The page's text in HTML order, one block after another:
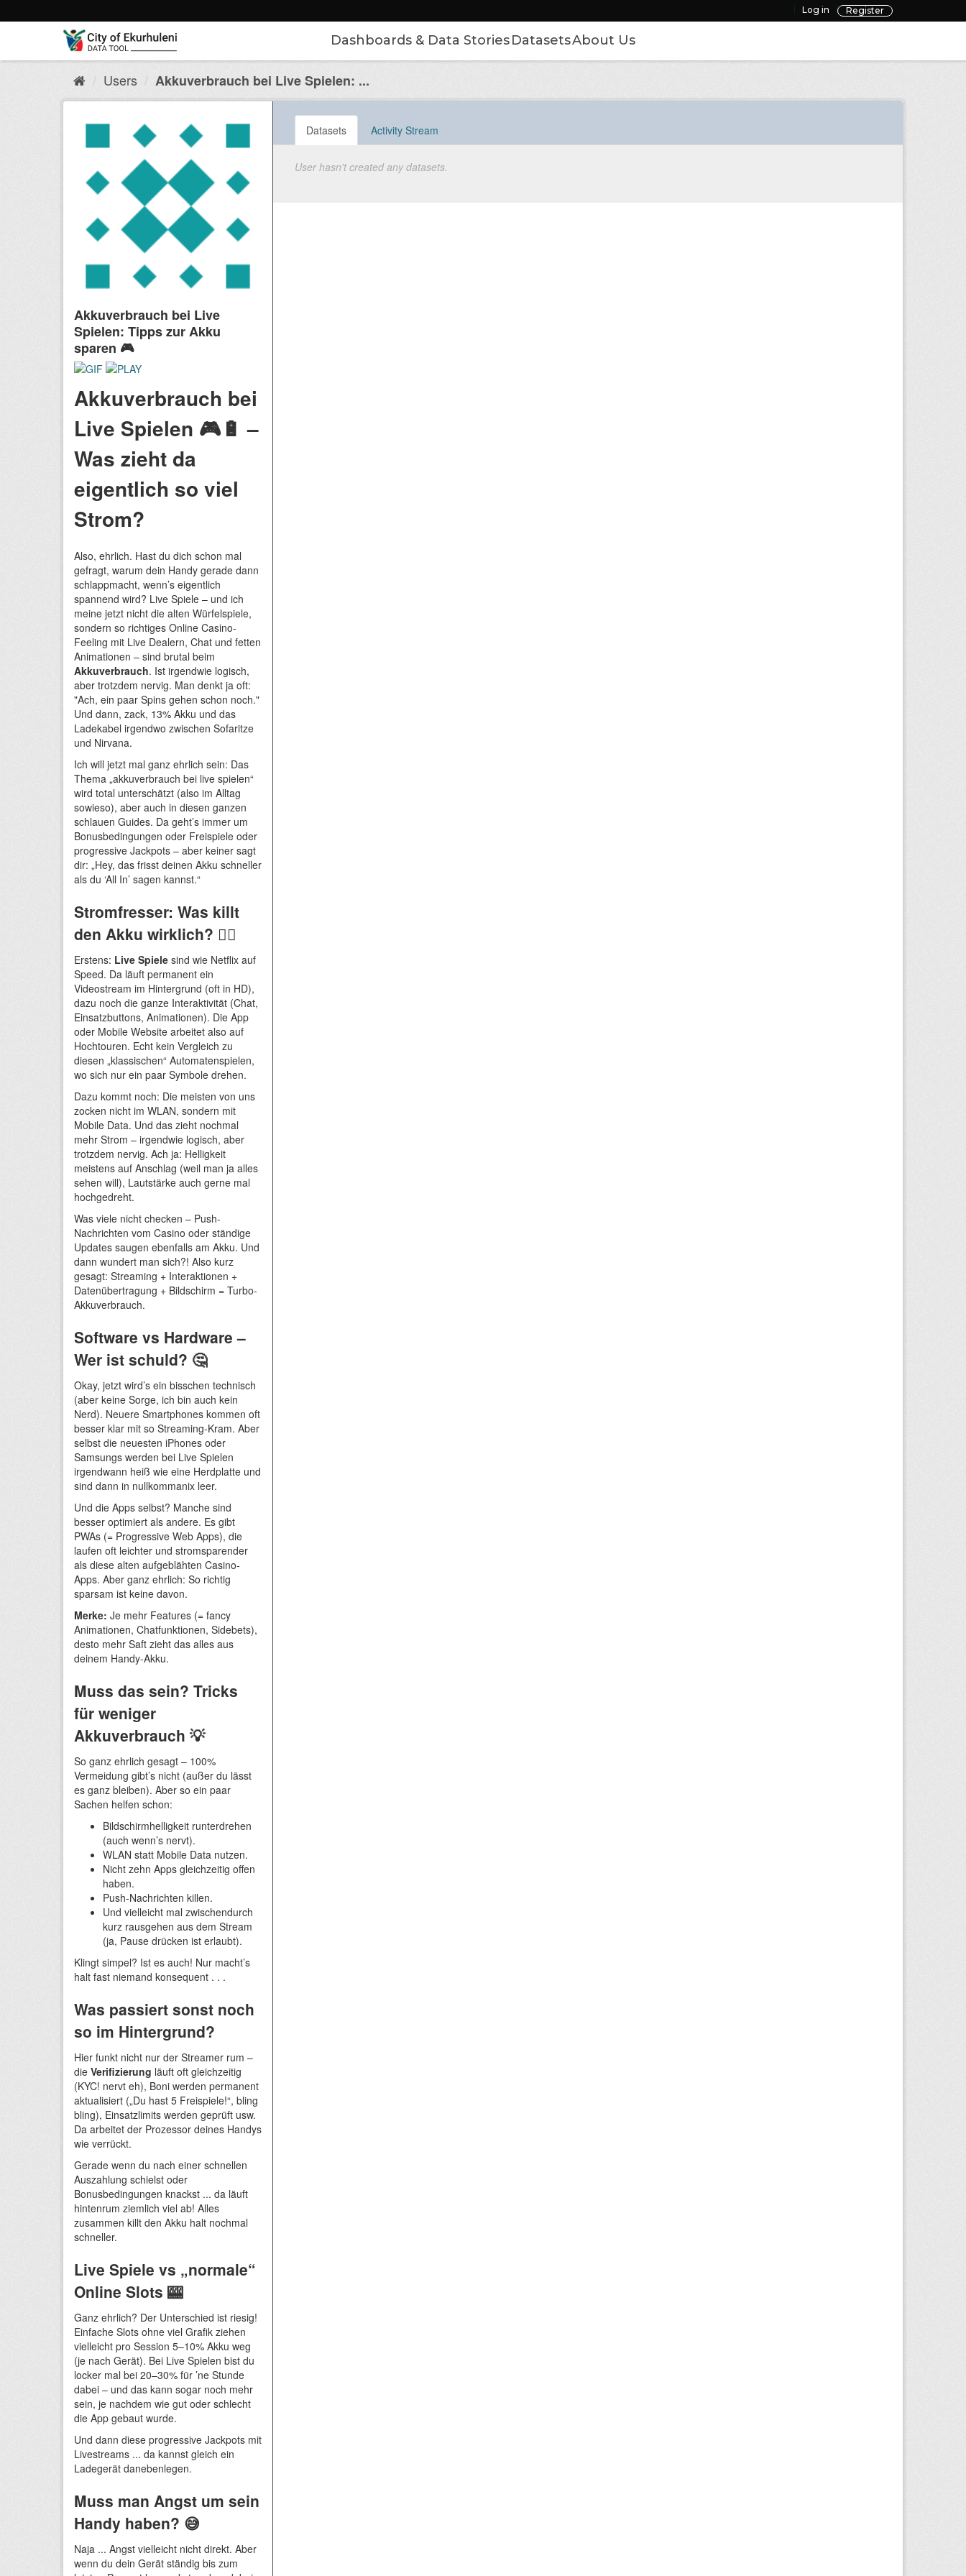
to
Log in Register
Dashboards & Data StoriesDatasetsAbout Us
Users Akkuverbrauch bei Live Spielen: ...
Akkuverbrauch bei Live
Spielen: Tipps zur Akku
sparen 🎮
Akkuverbrauch bei
Live Spielen 🎮🔋 –
Was zieht da
eigentlich so viel
Strom?
Also, ehrlich. Hast du dich schon mal
gefragt, warum dein Handy gerade dann
schlappmacht, wenn’s eigentlich
spannend wird? Live Spiele – und ich
meine jetzt nicht die alten Würfelspiele,
sondern so richtiges Online Casino-
Feeling mit Live Dealern, Chat und fetten
Animationen – sind brutal beim
Akkuverbrauch. Ist irgendwie logisch,
aber trotzdem nervig. Man denkt ja oft:
"Ach, ein paar Spins gehen schon noch."
Und dann, zack, 13% Akku und das
Ladekabel irgendwo zwischen Sofaritze
und Nirvana.
Ich will jetzt mal ganz ehrlich sein: Das
Thema „akkuverbrauch bei live spielen“
wird total unterschätzt (also im Alltag
sowieso), aber auch in diesen ganzen
schlauen Guides. Da geht’s immer um
Bonusbedingungen oder Freispiele oder
progressive Jackpots – aber keiner sagt
dir: „Hey, das frisst deinen Akku schneller
als du ‘All In’ sagen kannst.“
Stromfresser: Was killt
den Akku wirklich? 🤷‍♂️
Erstens: Live Spiele sind wie Netflix auf
Speed. Da läuft permanent ein
Videostream im Hintergrund (oft in HD),
dazu noch die ganze Interaktivität (Chat,
Einsatzbuttons, Animationen). Die App
oder Mobile Website arbeitet also auf
Hochtouren. Echt kein Vergleich zu
diesen „klassischen“ Automatenspielen,
wo sich nur ein paar Symbole drehen.
Dazu kommt noch: Die meisten von uns
zocken nicht im WLAN, sondern mit
Mobile Data. Und das zieht nochmal
mehr Strom – irgendwie logisch, aber
trotzdem nervig. Ach ja: Helligkeit
meistens auf Anschlag (weil man ja alles
sehen will), Lautstärke auch gerne mal
hochgedreht.
Was viele nicht checken – Push-
Nachrichten vom Casino oder ständige
Updates saugen ebenfalls am Akku. Und
dann wundert man sich?! Also kurz
gesagt: Streaming + Interaktionen +
Datenübertragung + Bildschirm = Turbo-
Akkuverbrauch.
Software vs Hardware –
Wer ist schuld? 🤔
Okay, jetzt wird’s ein bisschen technisch
(aber keine Sorge, ich bin auch kein
Nerd). Neuere Smartphones kommen oft
besser klar mit so Streaming-Kram. Aber
selbst die neuesten iPhones oder
Samsungs werden bei Live Spielen
irgendwann heiß wie eine Herdplatte und
sind dann in nullkommanix leer.
Und die Apps selbst? Manche sind
besser optimiert als andere. Es gibt
PWAs (= Progressive Web Apps), die
laufen oft leichter und stromsparender
als diese alten aufgeblähten Casino-
Apps. Aber ganz ehrlich: So richtig
sparsam ist keine davon.
Merke: Je mehr Features (= fancy
Animationen, Chatfunktionen, Sidebets),
desto mehr Saft zieht das alles aus
deinem Handy-Akku.
Muss das sein? Tricks
für weniger
Akkuverbrauch 💡
So ganz ehrlich gesagt – 100%
Vermeidung gibt’s nicht (außer du lässt
es ganz bleiben). Aber so ein paar
Sachen helfen schon:
Bildschirmhelligkeit runterdrehen
(auch wenn’s nervt).
WLAN statt Mobile Data nutzen.
Nicht zehn Apps gleichzeitig offen
haben.
Push-Nachrichten killen.
Und vielleicht mal zwischendurch
kurz rausgehen aus dem Stream
(ja, Pause drücken ist erlaubt).
Klingt simpel? Ist es auch! Nur macht’s
halt fast niemand konsequent . . .
Was passiert sonst noch
so im Hintergrund?
Hier funkt nicht nur der Streamer rum –
die Verifizierung läuft oft gleichzeitig
(KYC! nervt eh), Boni werden permanent
aktualisiert („Du hast 5 Freispiele!“, bling
bling), Einsatzlimits werden geprüft usw.
Da arbeitet der Prozessor deines Handys
wie verrückt.
Gerade wenn du nach einer schnellen
Auszahlung schielst oder
Bonusbedingungen knackst ... da läuft
hintenrum ziemlich viel ab! Alles
zusammen killt den Akku halt nochmal
schneller.
Live Spiele vs „normale“
Online Slots 🎰
Ganz ehrlich? Der Unterschied ist riesig!
Einfache Slots ohne viel Grafik ziehen
vielleicht pro Session 5–10% Akku weg
(je nach Gerät). Bei Live Spielen bist du
locker mal bei 20–30% für ’ne Stunde
dabei – und das kann sogar noch mehr
sein, je nachdem wie gut oder schlecht
die App gebaut wurde.
Und dann diese progressive Jackpots mit
Livestreams ... da kannst gleich ein
Ladegerät danebenlegen.
Muss man Angst um sein
Handy haben? 😅
Naja ... Angst vielleicht nicht direkt. Aber
wenn du dein Gerät ständig bis zum
Datasets Activity Stream
User hasn't created any datasets.